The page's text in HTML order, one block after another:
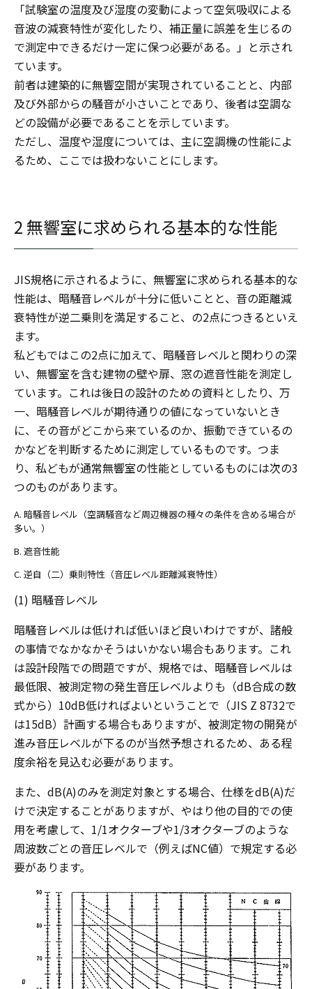
「試験室の温度及び湿度の変動によって空気吸収による
音波の減衰特性が変化したり、補正量に誤差を生じるの
で測定中できるだけ一定に保つ必要がある。」と示され
ています。
前者は建築的に無響空間が実現されていることと、内部
及び外部からの騒音が小さいことであり、後者は空調な
どの設備が必要であることを示しています。
ただし、温度や湿度については、主に空調機の性能によ
るため、ここでは扱わないことにします。
2 無響室に求められる基本的な性能
JIS規格に示されるように、無響室に求められる基本的な
性能は、暗騒音レベルが十分に低いことと、音の距離減
衰特性が逆二乗則を満足すること、の2点につきるといえ
ます。
私どもではこの2点に加えて、暗騒音レベルと関わりの深
い、無響室を含む建物の壁や扉、窓の遮音性能を測定し
ています。これは後日の設計のための資料としたり、万
一、暗騒音レベルが期待通りの値になっていないとき
に、その音がどこから来ているのか、振動できているの
かなどを判断するために測定しているものです。つま
り、私どもが通常無響室の性能としているものには次の3
つのものがあります。
A. 暗騒音レベル（空調騒音など周辺機器の種々の条件を含める場合が
多い。）
B. 遮音性能
C. 逆自（二）乗則特性（音圧レベル距離減衰特性）
(1) 暗騒音レベル
暗騒音レベルは低ければ低いほど良いわけですが、諸般
の事情でなかなかそうはいかない場合もあります。これ
は設計段階での問題ですが、規格では、暗騒音レベルは
最低限、被測定物の発生音圧レベルよりも（dB合成の数
式から）10dB低ければよいということで（JIS Z 8732で
は15dB）計画する場合もありますが、被測定物の開発が
進み音圧レベルが下るのが当然予想されるため、ある程
度余裕を見込む必要があります。
また、dB(A)のみを測定対象とする場合、仕様をdB(A)だ
けで決定することがありますが、やはり他の目的での使
用を考慮して、1/1オクターブや1/3オクターブのような
周波数ごとの音圧レベルで（例えばNC値）で規定する必
要があります。